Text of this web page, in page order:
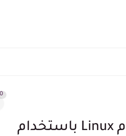
0
كيفية إدارة أذونات تطبيق Flatpak على نظام Linux باستخدام